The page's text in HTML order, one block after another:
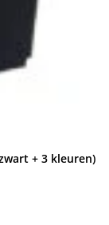
+ 3 kleuren)